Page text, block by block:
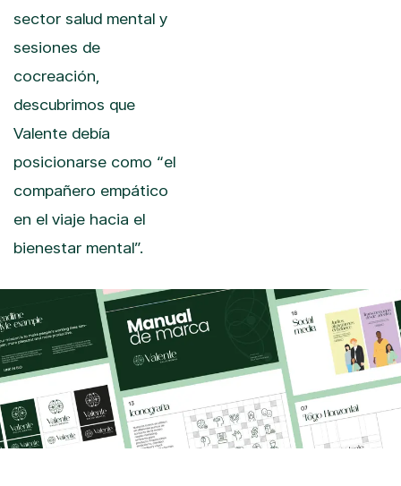
sector salud mental y
sesiones de
cocreación,
descubrimos que
Valente debía
posicionarse como “el
compañero empático
en el viaje hacia el
bienestar mental”.